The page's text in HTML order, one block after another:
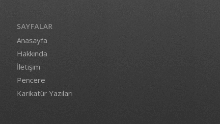
SAYFALAR
Anasayfa
Hakkında
İletişim
Pencere
Karikatür Yazıları